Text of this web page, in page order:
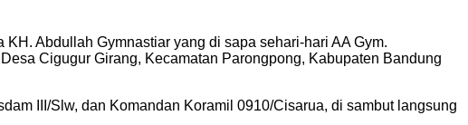
Abdullah Gymnastiar yang di sapa sehari-hari AA Gym.
Cigugur Girang, Kecamatan Parongpong, Kabupaten Bandung
III/Slw, dan Komandan Koramil 0910/Cisarua, di sambut langsung